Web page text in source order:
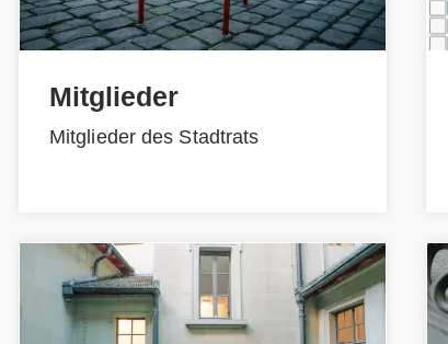
Mitglieder
Mitglieder des Stadtrats